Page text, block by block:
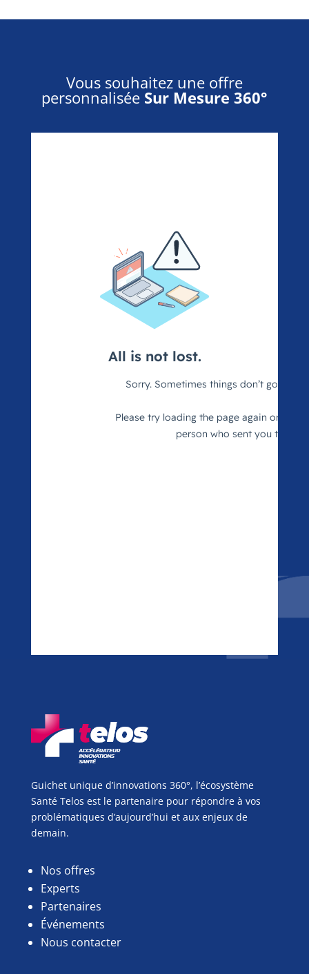
Vous souhaitez une offre
personnalisée Sur Mesure 360°
Guichet unique d’innovations 360°, l’écosystème
Santé Telos est le partenaire pour répondre à vos
problématiques d’aujourd’hui et aux enjeux de
demain.
Nos offres
Experts
Partenaires
Événements
Nous contacter